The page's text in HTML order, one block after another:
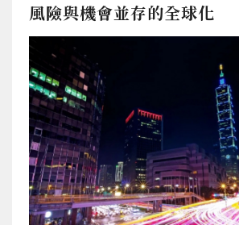
風險與機會並存的全球化